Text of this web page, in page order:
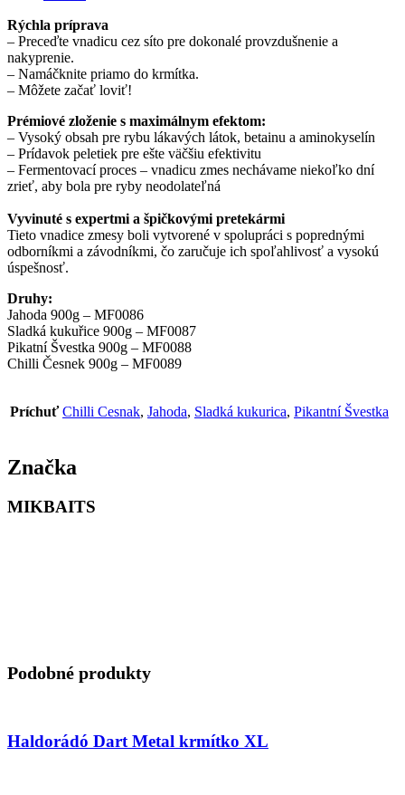
Rýchla príprava
– Preceďte vnadicu cez síto pre dokonalé provzdušnenie a
nakyprenie.
– Namáčknite priamo do krmítka.
– Môžete začať loviť!
Prémiové zloženie s maximálnym efektom:
– Vysoký obsah pre rybu lákavých látok, betainu a aminokyselín
– Prídavok peletiek pre ešte väčšiu efektivitu
– Fermentovací proces – vnadicu zmes nechávame niekoľko dní
zrieť, aby bola pre ryby neodolateľná
Vyvinuté s expertmi a špičkovými pretekármi
Tieto vnadice zmesy boli vytvorené v spolupráci s poprednými
odborníkmi a závodníkmi, čo zaručuje ich spoľahlivosť a vysokú
úspešnosť.
Druhy:
Jahoda 900g – MF0086
Sladká kukuřice 900g – MF0087
Pikatní Švestka 900g – MF0088
Chilli Česnek 900g – MF0089
Príchuť Chilli Cesnak, Jahoda, Sladká kukurica, Pikantní Švestka
Značka
MIKBAITS
Podobné produkty
Haldorádó Dart Metal krmítko XL